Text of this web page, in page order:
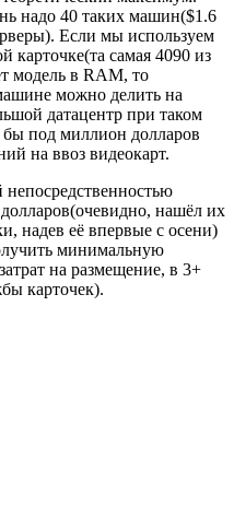
надо 40 таких машин($1.6
Если мы используем
карточке(та самая 4090 из
модель в RAM, то
можно делить на
датацентр при таком
бы под миллион долларов
на ввоз видеокарт.
непосредственностью
нашёл их
надев её впервые с осени)
минимальную
на размещение, в 3+
карточек).